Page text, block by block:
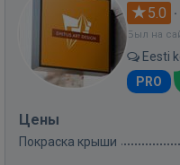
5.0 ·
Был на
Eesti
PRO
Цены
Покраска крыши